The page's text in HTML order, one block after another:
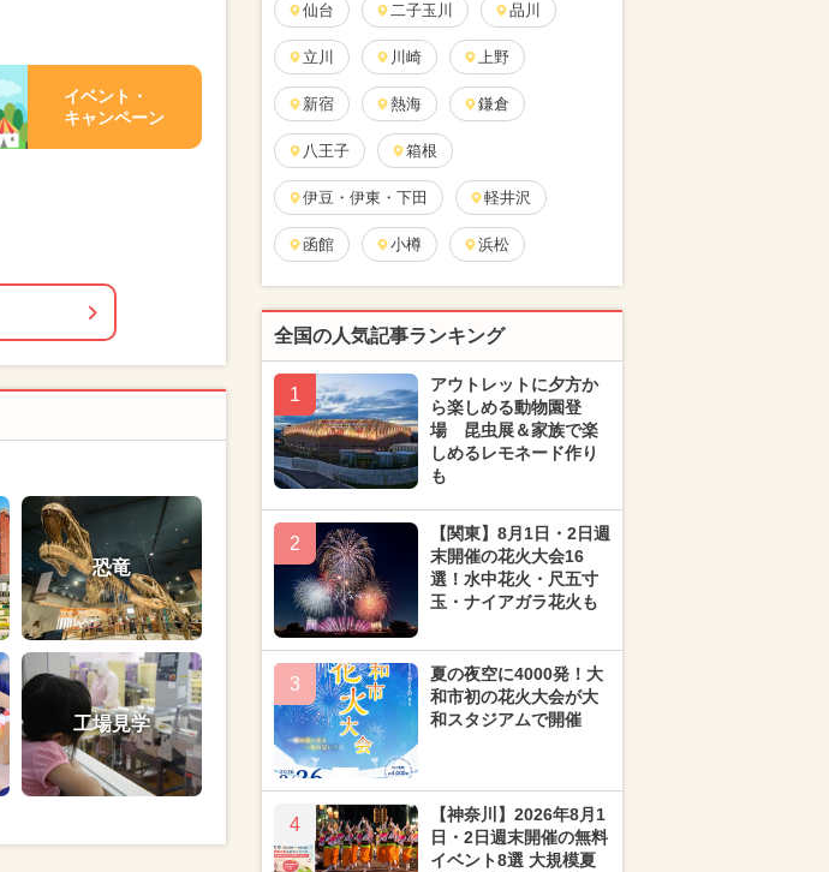
イベント・
キャンペーン
恐竜
工場見学
仙台 二子玉川 品川
立川 川崎 上野
新宿 熱海 鎌倉
八王子 箱根
伊豆・伊東・下田 軽井沢
函館 小樽 浜松
全国の人気記事ランキング
1
アウトレットに夕方か
ら楽しめる動物園登
場 昆虫展＆家族で楽
しめるレモネード作り
も
2
【関東】8月1日・2日週
末開催の花火大会16
選！水中花火・尺五寸
玉・ナイアガラ花火も
3
夏の夜空に4000発！大
和市初の花火大会が大
和スタジアムで開催
4
【神奈川】2026年8月1
日・2日週末開催の無料
イベント8選 大規模夏